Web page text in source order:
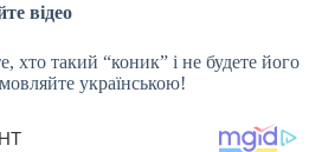
відео
хто такий “коник” і не будете його
українською!